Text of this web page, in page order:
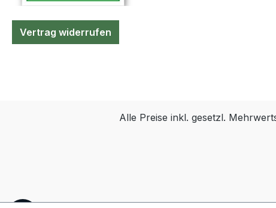
Vertrag widerrufen
Alle Preise inkl. gesetzl.